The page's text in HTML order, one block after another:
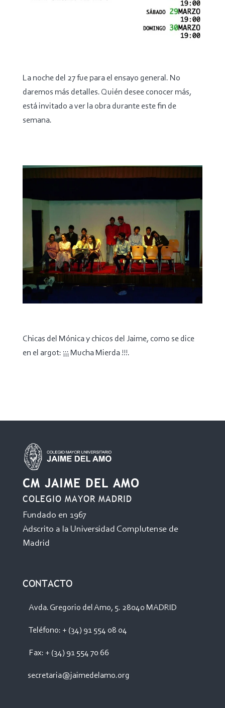
La noche del 27 fue para el ensayo general. No
daremos más detalles. Quién desee conocer más,
está invitado a ver la obra durante este fin de
semana.
Chicas del Mónica y chicos del Jaime, como se dice
en el argot: ¡¡¡ Mucha Mierda !!!.
CM JAIME DEL AMO
COLEGIO MAYOR MADRID
Fundado en 1967
Adscrito a la Universidad Complutense de
Madrid
CONTACTO
Avda. Gregorio del Amo, 5. 28040 MADRID
Teléfono: + (34) 91 554 08 04
Fax: + (34) 91 554 70 66
secretaria@jaimedelamo.org